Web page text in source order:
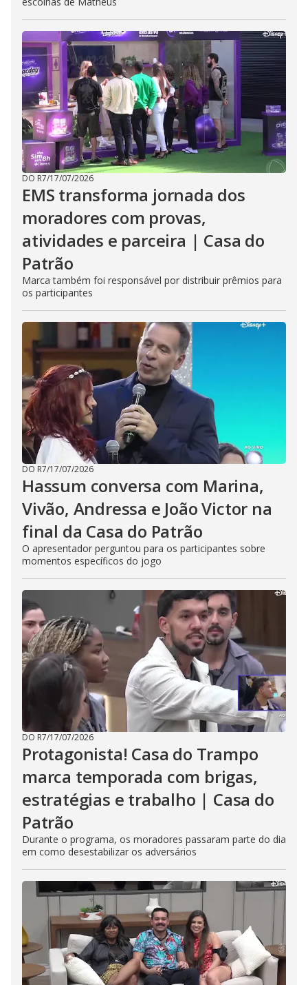
DO R7/17/07/2026
EMS transforma jornada dos
moradores com provas,
atividades e parceira | Casa do
Patrão
Marca também foi responsável por distribuir prêmios para
os participantes
DO R7/17/07/2026
Hassum conversa com Marina,
Vivão, Andressa e João Victor na
final da Casa do Patrão
O apresentador perguntou para os participantes sobre
momentos específicos do jogo
DO R7/17/07/2026
Protagonista! Casa do Trampo
marca temporada com brigas,
estratégias e trabalho | Casa do
Patrão
Durante o programa, os moradores passaram parte do dia
em como desestabilizar os adversários